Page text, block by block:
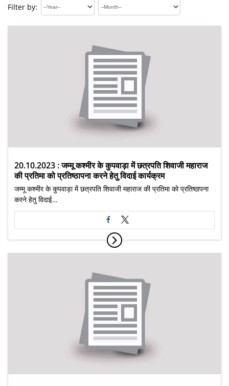
Filter by:
20.10.2023 : जम्मू कश्मीर के कुपवाड़ा में छत्रपति शिवाजी महाराज
की प्रतिमा को प्रतिष्ठापना करने हेतु विदाई कार्यक्रम
जम्मू कश्मीर के कुपवाड़ा में छत्रपति शिवाजी महाराज की प्रतिमा को प्रतिष्ठापना
करने हेतु विदाई…